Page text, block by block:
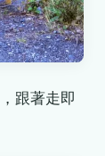
跟著走即